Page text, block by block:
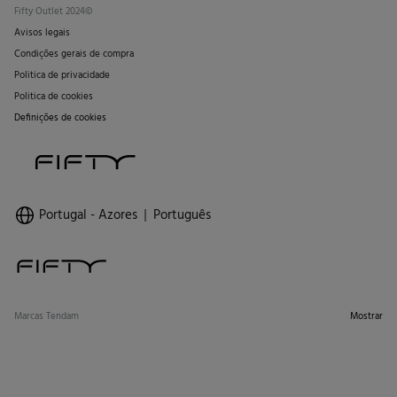
Fifty Outlet 2024©
Avisos legais
Condições gerais de compra
Politica de privacidade
Politica de cookies
Definições de cookies
Portugal - Azores Português
Marcas Tendam Mostrar